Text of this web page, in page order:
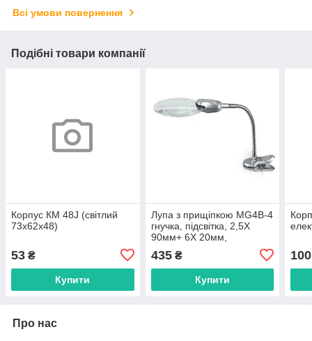
Всі умови повернення
Подібні товари компанії
Корпус КМ 48J (світлий
73х62х48)
53 ₴
Купити
Лупа з прищіпкою MG4B-4
гнучка, підсвітка, 2,5Х
90мм+ 6Х 20мм,
435₴
Купити
100
Про нас